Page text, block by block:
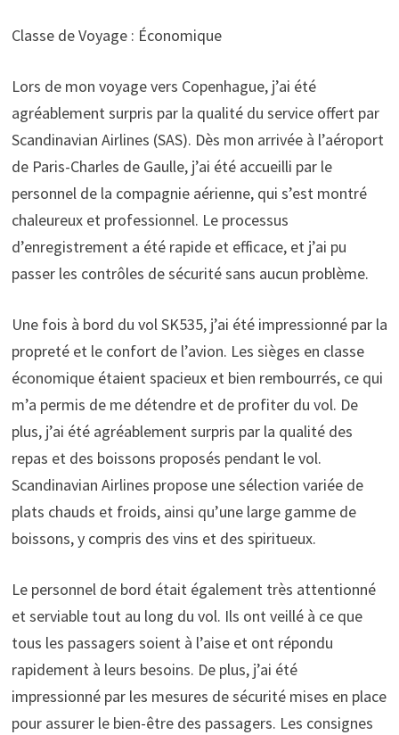
Classe de Voyage : Économique
Lors de mon voyage vers Copenhague, j’ai été
agréablement surpris par la qualité du service offert par
Scandinavian Airlines (SAS). Dès mon arrivée à l’aéroport
de Paris-Charles de Gaulle, j’ai été accueilli par le
personnel de la compagnie aérienne, qui s’est montré
chaleureux et professionnel. Le processus
d’enregistrement a été rapide et efficace, et j’ai pu
passer les contrôles de sécurité sans aucun problème.
Une fois à bord du vol SK535, j’ai été impressionné par la
propreté et le confort de l’avion. Les sièges en classe
économique étaient spacieux et bien rembourrés, ce qui
m’a permis de me détendre et de profiter du vol. De
plus, j’ai été agréablement surpris par la qualité des
repas et des boissons proposés pendant le vol.
Scandinavian Airlines propose une sélection variée de
plats chauds et froids, ainsi qu’une large gamme de
boissons, y compris des vins et des spiritueux.
Le personnel de bord était également très attentionné
et serviable tout au long du vol. Ils ont veillé à ce que
tous les passagers soient à l’aise et ont répondu
rapidement à leurs besoins. De plus, j’ai été
impressionné par les mesures de sécurité mises en place
pour assurer le bien-être des passagers. Les consignes